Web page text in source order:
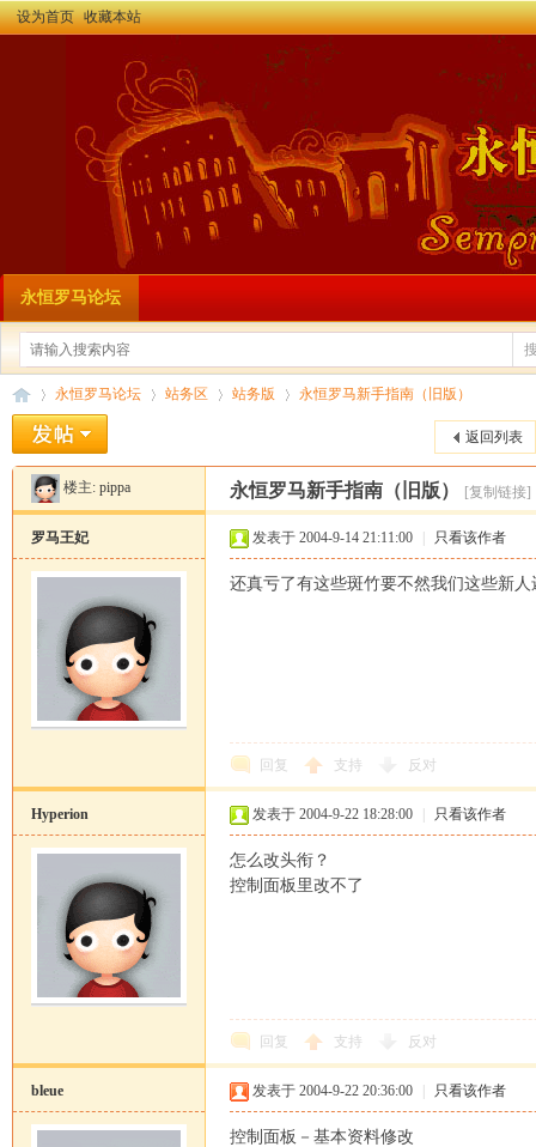
设为首页 收藏本站
永恒罗马论坛
»
永恒罗马论坛 站务区 站务版
›
永恒罗马新手指南（旧版）
返回列表
楼主: pippa 永恒罗马新手指南（旧版） [复制链接]
罗马王妃 发表于 2004-9-14 21:11:00 只看该作者
还真亏了有这些斑竹要不然我们这些新
回复 支持 反对
Hyperion 发表于 2004-9-22 18:28:00 只看该作者
怎么改头衔？
控制面板里改不了
回复 支持 反对
bleue 发表于 2004-9-22 20:36:00 只看该作者
控制面板－基本资料修改